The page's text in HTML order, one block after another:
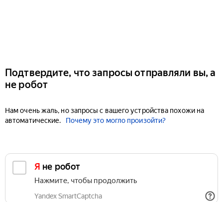
Подтвердите, что запросы отправляли вы, а
не робот
Нам очень жаль, но запросы с вашего устройства похожи на
автоматические.
Почему это могло произойти?
Я не робот
Нажмите, чтобы продолжить
Yandex SmartCaptcha